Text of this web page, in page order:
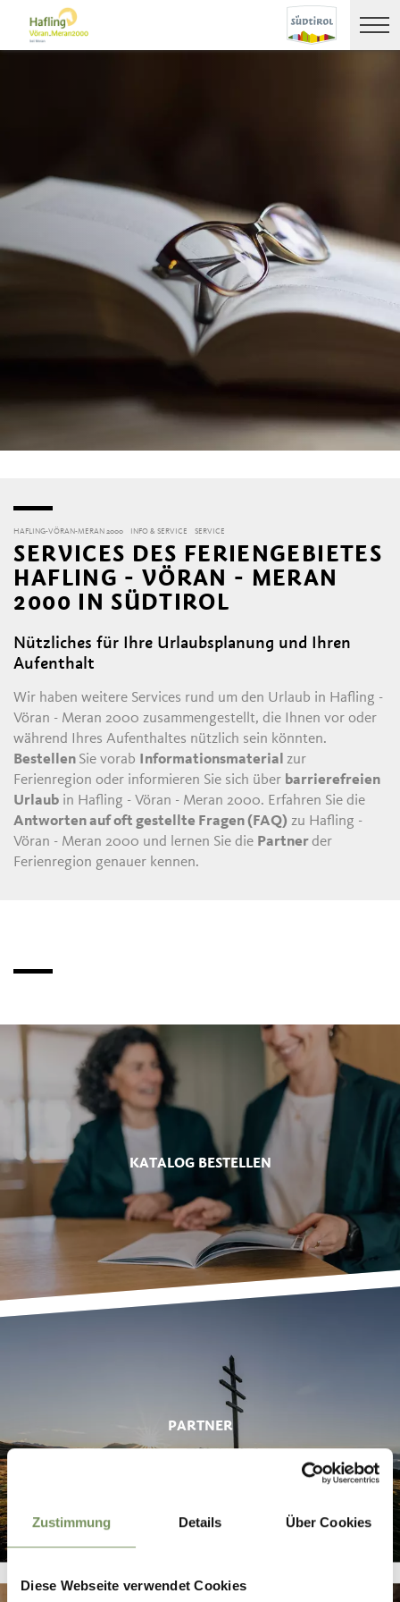
Zustimmung Details Über Cookies
Diese Webseite verwendet Cookies
HAFLING-VÖRAN-MERAN 2000 INFO & SERVICE SERVICE
SERVICES DES FERIENGEBIETES
HAFLING - VÖRAN - MERAN
2000 IN SÜDTIROL
Nützliches für Ihre Urlaubsplanung und Ihren
Aufenthalt
Wir haben weitere Services rund um den Urlaub in Hafling -
Vöran - Meran 2000 zusammengestellt, die Ihnen vor oder
während Ihres Aufenthaltes nützlich sein könnten.
Bestellen Sie vorab Informationsmaterialzur
Ferienregion oder informieren Sie sich über barrierefreien
Urlaub in Hafling - Vöran - Meran 2000. Erfahren Sie die
Antworten auf oft gestellte Fragen (FAQ) zu Hafling -
Vöran - Meran 2000 und lernen Sie die Partnerder
Ferienregion genauer kennen.
KATALOG BESTELLEN
PARTNER